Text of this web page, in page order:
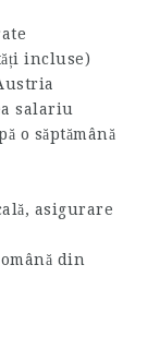
incluse)
salariu
o săptămână
asigurare
din